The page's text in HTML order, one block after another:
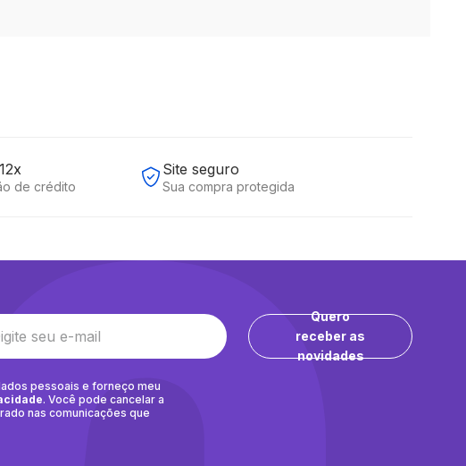
de crédito
Site seguro
Sua compra protegida
Quero
receber as
novidades
pessoais e forneço meu
. Você pode cancelar a
nas comunicações que